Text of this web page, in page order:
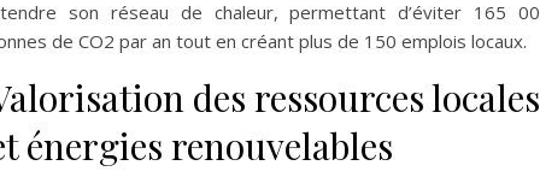
son réseau de chaleur, permettant d’éviter 165
de CO2 par an tout en créant plus de 150 emplois locaux.
des ressources locales
énergies renouvelables